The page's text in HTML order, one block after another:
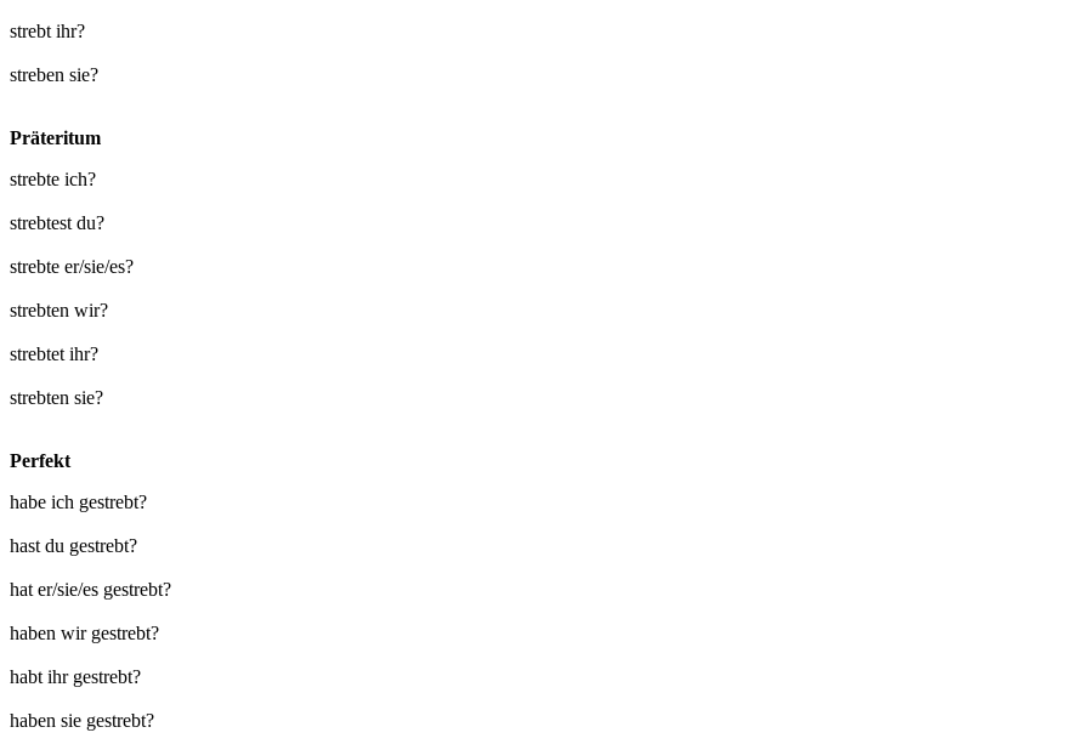
strebt ihr?
streben sie?
Präteritum
strebte ich?
strebtest du?
strebte er/sie/es?
strebten wir?
strebtet ihr?
strebten sie?
Perfekt
habe ich gestrebt?
hast du gestrebt?
hat er/sie/es gestrebt?
haben wir gestrebt?
habt ihr gestrebt?
haben sie gestrebt?